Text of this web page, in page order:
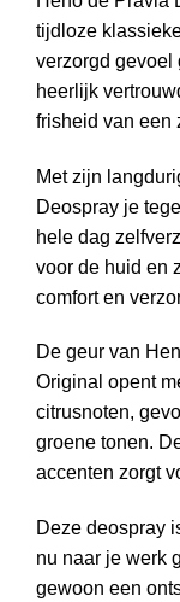
tijdloze
verzorgd gevoel
heerlijk
frisheid van een
Met zijn
Deospray je
hele dag
voor de huid en
comfort en
De geur van
Original opent
citrusnoten,
groene tonen.
accenten zorgt
Deze deospray
nu naar je werk
gewoon een